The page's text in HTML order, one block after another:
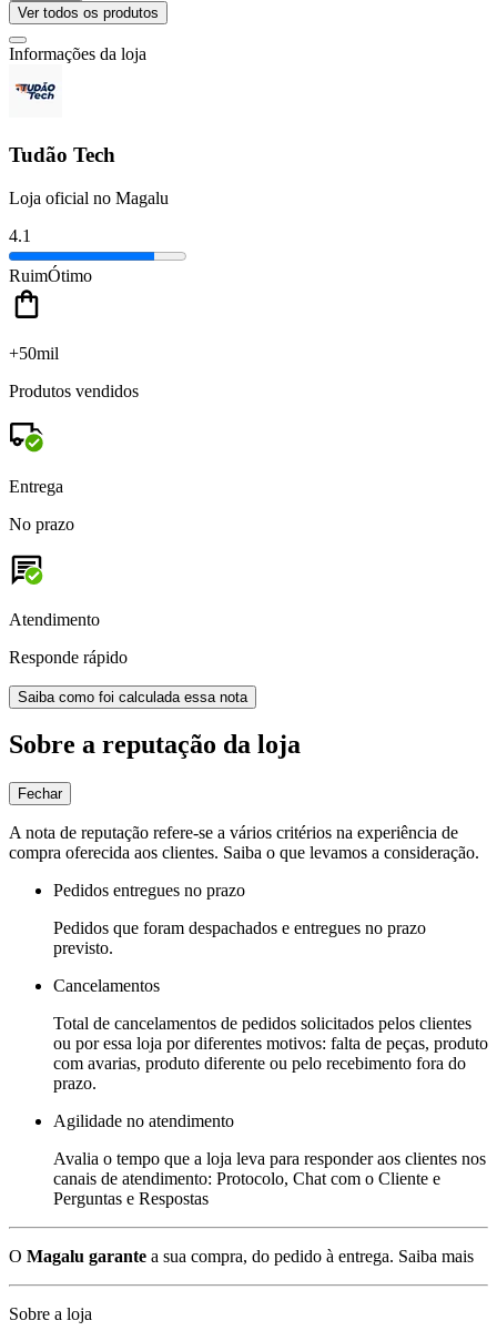
Ver todos os produtos
Informações da loja
Tudão Tech
Loja oficial no Magalu
4.1
RuimÓtimo
+50mil
Produtos vendidos
Entrega
No prazo
Atendimento
Responde rápido
Saiba como foi calculada essa nota
Sobre a reputação da loja
Fechar
A nota de reputação refere-se a vários critérios na experiência de
compra oferecida aos clientes. Saiba o que levamos a consideração.
Pedidos entregues no prazo
Pedidos que foram despachados e entregues no prazo
previsto.
Cancelamentos
Total de cancelamentos de pedidos solicitados pelos clientes
ou por essa loja por diferentes motivos: falta de peças, produto
com avarias, produto diferente ou pelo recebimento fora do
prazo.
Agilidade no atendimento
Avalia o tempo que a loja leva para responder aos clientes nos
canais de atendimento: Protocolo, Chat com o Cliente e
Perguntas e Respostas
O Magalu garante a sua compra, do pedido à entrega. Saiba mais
Sobre a loja